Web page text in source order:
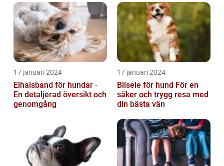
17 januari 2024
Elhalsband för hundar -
En detaljerad översikt och
genomgång
17 januari 2024
Bilsele för hund För en
säker och trygg resa med
din bästa vän